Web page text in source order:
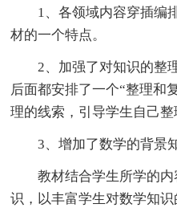
1、各领域内容穿插编
材的一个特点。
2、加强了对知识的整
后面都安排了一个“整理和
理的线索，引导学生自己整
3、增加了数学的背景
教材结合学生所学的
识，以丰富学生对数学知识